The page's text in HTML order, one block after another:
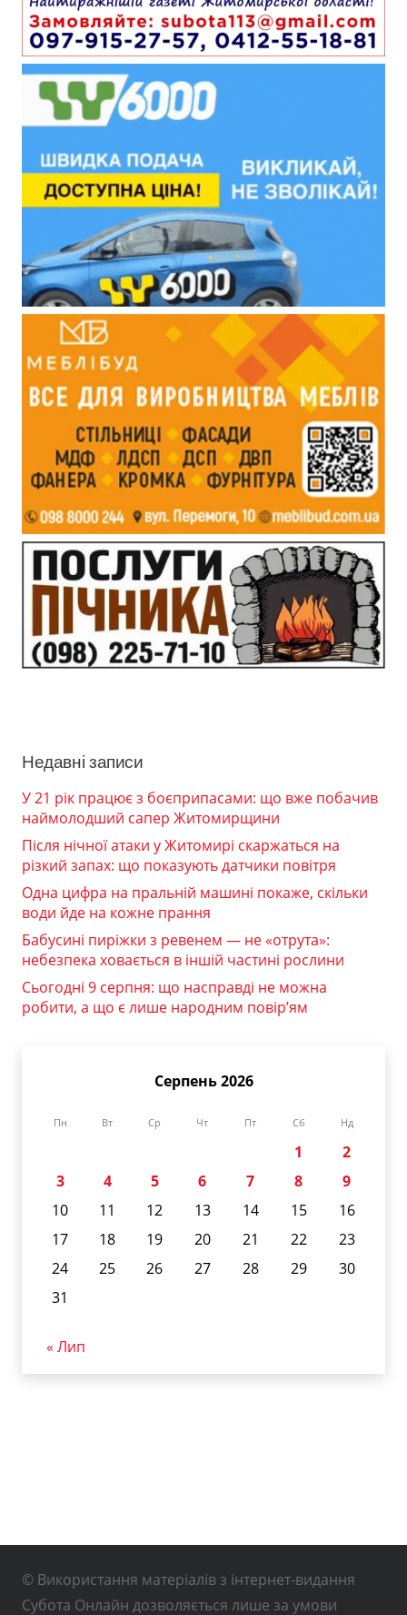
Недавні записи
У 21 рік працює з боєприпасами: що вже побачив
наймолодший сапер Житомирщини
Після нічної атаки у Житомирі скаржаться на
різкий запах: що показують датчики повітря
Одна цифра на пральній машині покаже, скільки
води йде на кожне прання
Бабусині пиріжки з ревенем — не «отрута»:
небезпека ховається в іншій частині рослини
Сьогодні 9 серпня: що насправді не можна
робити, а що є лише народним повір’ям
Серпень 2026
Пн Вт Ср Чт Пт Сб Нд
1
2
3
4 5 6 7 8
9
10
11 12 13 14 15
16
17
18 19 20 21 22
23
24
25 26 27 28 29
30
31
« Лип
© Використання матеріалів з інтернет-видання
Субота Онлайн дозволяється лише за умови